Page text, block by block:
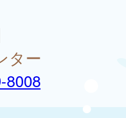
ター
8008